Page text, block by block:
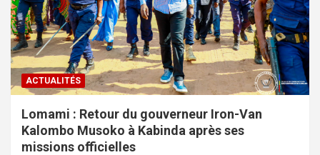
ACTUALITÉS
Lomami : Retour du gouverneur Iron-Van
Kalombo Musoko à Kabinda après ses
missions officielles